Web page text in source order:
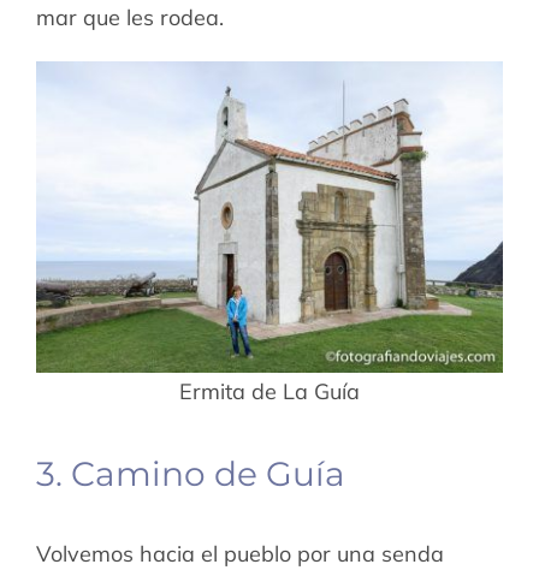
mar que les rodea.
Ermita de La Guía
3. Camino de Guía
Volvemos hacia el pueblo por una senda